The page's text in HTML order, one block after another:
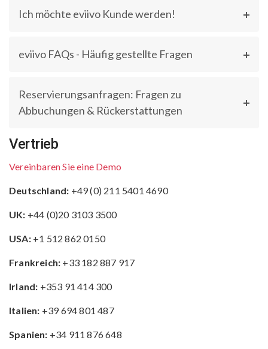
Ich möchte eviivo Kunde werden!
eviivo FAQs - Häufig gestellte Fragen
Reservierungsanfragen: Fragen zu
Abbuchungen & Rückerstattungen
Vertrieb
Vereinbaren Sie eine Demo
Deutschland: +49 (0) 211 5401 4690
UK: +44 (0)20 3103 3500
USA:+1 512 862 0150
Frankreich: +33 182 887 917
Irland: +353 91 414 300
Italien: +39 694 801 487
Spanien: +34 911 876 648